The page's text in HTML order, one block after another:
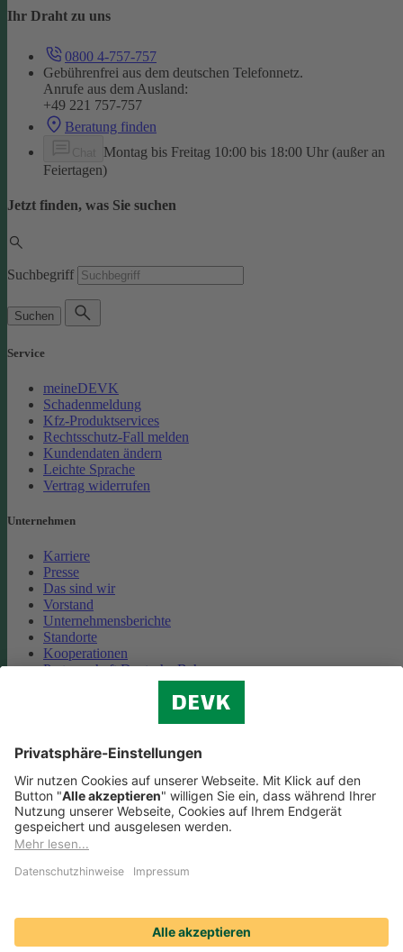
Ihr Draht zu uns
0800 4-757-757
Gebührenfrei aus dem deutschen Telefonnetz.
Anrufe aus dem Ausland:
+49 221 757-757
Beratung finden
Montag bis Freitag 10:00 bis 18:00 Uhr (außer an
Feiertagen)
Jetzt finden, was Sie suchen
Suchbegriff
Suchen
Service
meineDEVK
Schadenmeldung
Kfz-Produktservices
Rechtsschutz-Fall melden
Kundendaten ändern
Leichte Sprache
Vertrag widerrufen
Unternehmen
Karriere
Presse
Das sind wir
Vorstand
Unternehmensberichte
Standorte
Kooperationen
Partnerschaft Deutsche Bahn
Cookie-Einstellungen
Datenschutz
Impressum
Streitbeilegung
Nutzungshinweise
Compliance